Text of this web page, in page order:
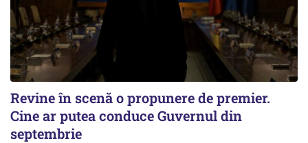
Revine în scenă o propunere de premier.
Cine ar putea conduce Guvernul din
septembrie